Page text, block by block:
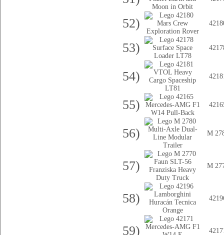
52)
53)
54)
55)
56) M
57) M
58)
59)